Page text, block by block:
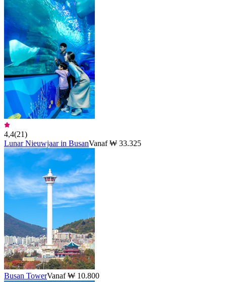
4,4(21)
Lunar Nieuwjaar in BusanVanaf ₩ 33.325
Busan TowerVanaf ₩ 10.800